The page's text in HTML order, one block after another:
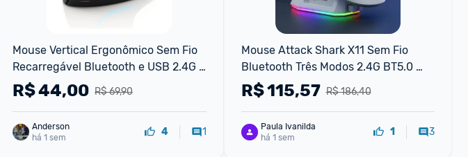
Mouse Vertical Ergonômico Sem Fio
Recarregável Bluetooth e USB 2.4G
RGB Silencioso DPI Ajustável Reduz
Tensão
R$ 69,90
R$44,00
Anderson
há 1 sem
4 1
Mouse Attack Shark X11 Sem Fio
Bluetooth Três Modos 2.4G BT5.0
22000DPI Recarregável RGB PC
Gaming Configuração De M
R$ 186,40
R$115,57
Paula Ivanilda
há 1 sem
1 3